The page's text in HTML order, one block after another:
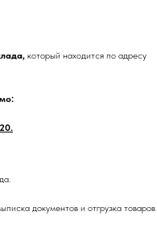
который находится по адресу
документов и отгрузка товаров